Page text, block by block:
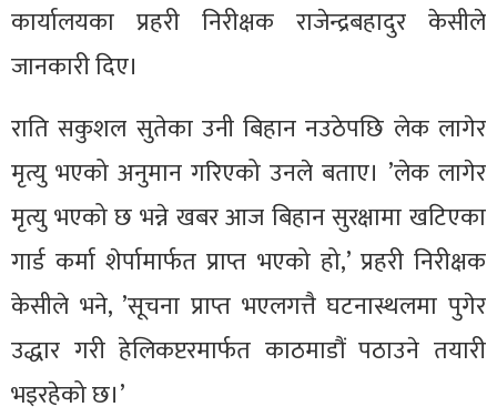
कार्यालयका प्रहरी निरीक्षक राजेन्द्रबहादुर केसीले
जानकारी दिए।
राति सकुशल सुतेका उनी बिहान नउठेपछि लेक लागेर
मृत्यु भएको अनुमान गरिएको उनले बताए। ’लेक लागेर
मृत्यु भएको छ भन्ने खबर आज बिहान सुरक्षामा खटिएका
गार्ड कर्मा शेर्पामार्फत प्राप्त भएको हो,’ प्रहरी निरीक्षक
केसीले भने, ’सूचना प्राप्त भएलगत्तै घटनास्थलमा पुगेर
उद्धार गरी हेलिकप्टरमार्फत काठमाडौं पठाउने तयारी
भइरहेको छ।’